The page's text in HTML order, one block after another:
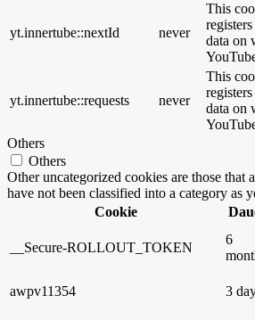
yt.innertube::nextId never
This
data on
yt.innertube::requests never
This
data on
Others
Others
Other uncategorized cookies are those that
have not been classified into a category as
Cookie
__Secure-ROLLOUT_TOKEN
6
awpv11354
3